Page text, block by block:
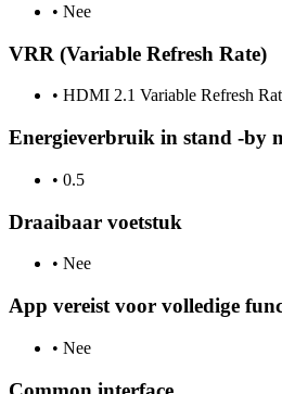
• Nee
VRR (Variable Refresh Rate)
• HDMI 2.1 Variable Refresh
Energieverbruik in stand -by
• 0.5
Draaibaar voetstuk
• Nee
App vereist voor volledige
• Nee